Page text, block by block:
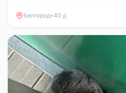
Белгород•40 д